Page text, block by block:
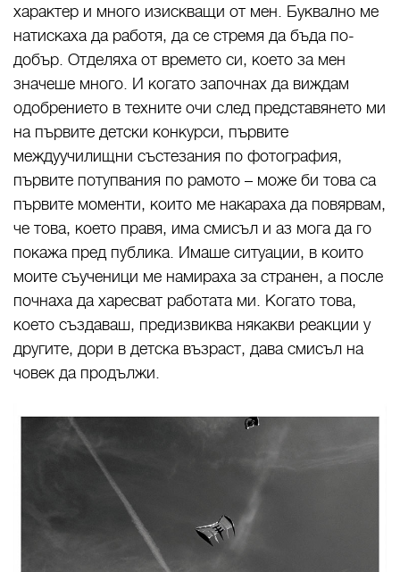
характер и много изискващи от мен. Буквално ме
натискаха да работя, да се стремя да бъда по-
добър. Отделяха от времето си, което за мен
значеше много. И когато започнах да виждам
одобрението в техните очи след представянето ми
на първите детски конкурси, първите
междуучилищни състезания по фотография,
първите потупвания по рамото – може би това са
първите моменти, които ме накараха да повярвам,
че това, което правя, има смисъл и аз мога да го
покажа пред публика. Имаше ситуации, в които
моите съученици ме намираха за странен, а после
почнаха да харесват работата ми. Когато това,
което създаваш, предизвиква някакви реакции у
другите, дори в детска възраст, дава смисъл на
човек да продължи.